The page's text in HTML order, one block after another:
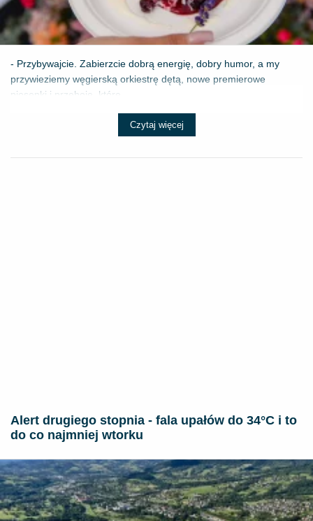
- Przybywajcie. Zabierzcie dobrą energię, dobry humor, a my
przywieziemy węgierską orkiestrę dętą, nowe premierowe
piosenki i przeboje, które ...
Czytaj więcej
Alert drugiego stopnia - fala upałów do 34°C i to
do co najmniej wtorku